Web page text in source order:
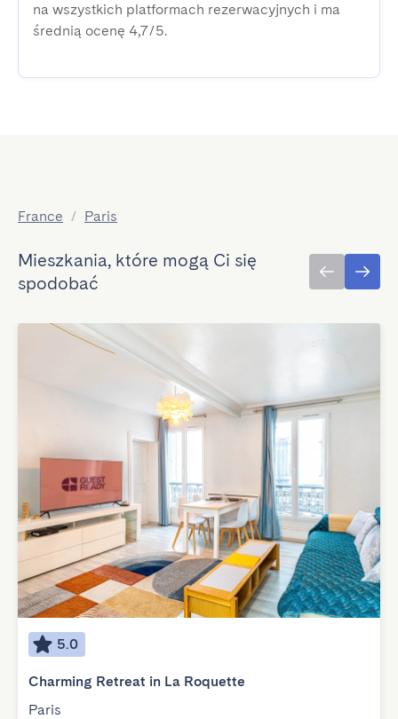
na wszystkich platformach rezerwacyjnych i ma
średnią ocenę 4,7/5.
France / Paris
Mieszkania, które mogą Ci się
spodobać
5.0
Charming Retreat in La Roquette
Paris